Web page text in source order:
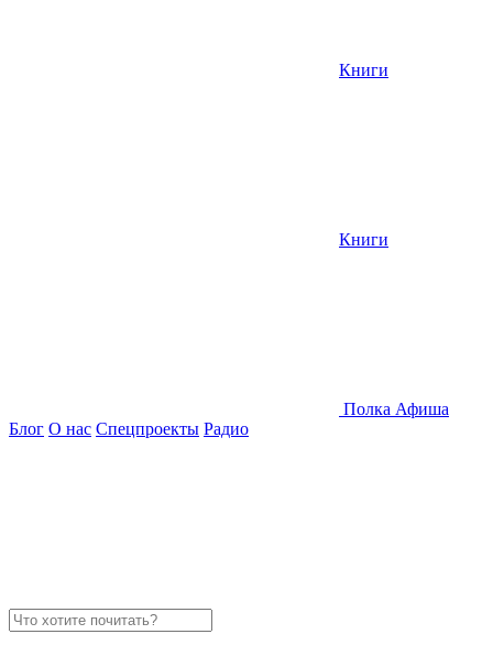
Книги
Книги
Полка Афиша
Блог О нас Спецпроекты Радио